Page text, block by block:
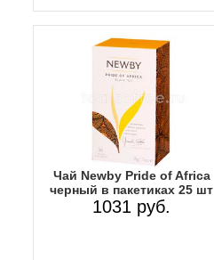
Чай Newby Pride of Africa
черный в пакетиках 25 шт
1031 руб.